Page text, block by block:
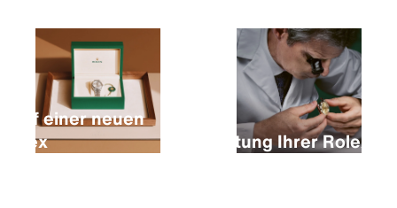
Kauf einer neuen
Rolex
Wartung Ihrer Rolex